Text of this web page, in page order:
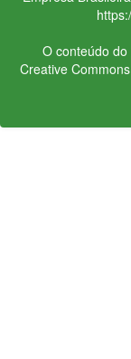
O conteúdo
Creative Commons